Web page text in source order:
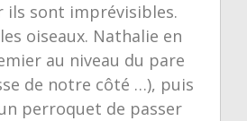
ils sont imprévisibles.
oiseaux. Nathalie en
au niveau du pare
de notre côté …), puis
perroquet de passer